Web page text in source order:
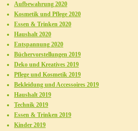
Aufbewahrung 2020
Kosmetik und Pflege 2020
Essen & Trinken 2020
Haushalt 2020
Entspannung 2020
Büchervorstellungen 2019
Deko und Kreatives 2019
Pflege und Kosmetik 2019
Bekleidung und Accessoires 2019
Haushalt 2019
Technik 2019
Essen & Trinken 2019
Kinder 2019